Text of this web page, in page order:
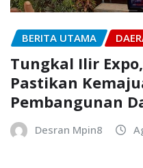
BERITA UTAMA
Tungkal Ilir
Pastikan
Pembangunan
Desran Mpin8